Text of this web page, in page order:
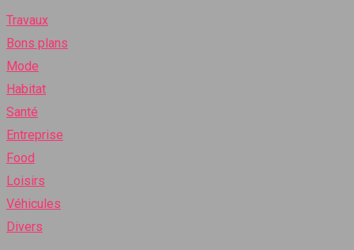
Travaux
Bons plans
Mode
Habitat
Santé
Entreprise
Food
Loisirs
Véhicules
Divers